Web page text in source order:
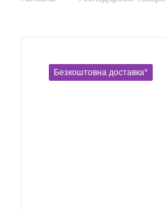
Безкоштовна доставка*